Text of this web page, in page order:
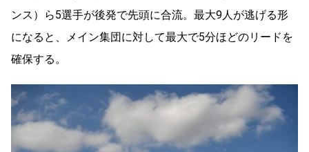
ンス）ら5選手が後発で先頭に合流。最大9人が逃げる形
になると、メイン集団に対して最大で5分ほどのリードを
確保する。